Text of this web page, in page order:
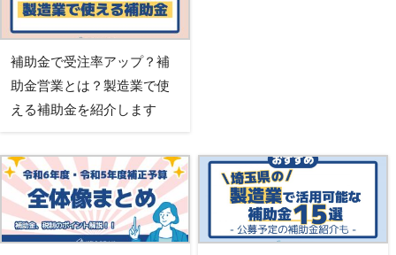
補助金で受注率アップ？補
助金営業とは？製造業で使
える補助金を紹介します